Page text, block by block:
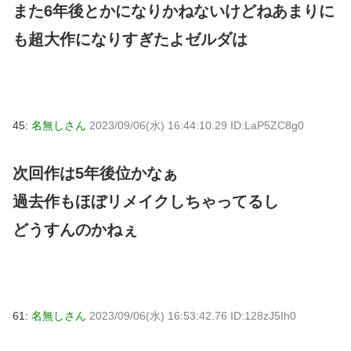
また6年後とかになりかねないけどねあまりに
も超大作になりすぎたよゼルダは
45: 名無しさん 2023/09/06(水) 16:44:10.29 ID:LaP5ZC8g0
次回作は5年後位かなぁ
過去作もほぼリメイクしちゃってるし
どうすんのかねぇ
61: 名無しさん 2023/09/06(水) 16:53:42.76 ID:128zJ5Ih0